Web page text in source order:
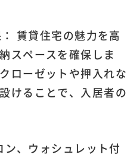
賃貸住宅の魅力を高
スペースを確保しま
ローゼットや押入れな
けることで、入居者の
、ウォシュレット付